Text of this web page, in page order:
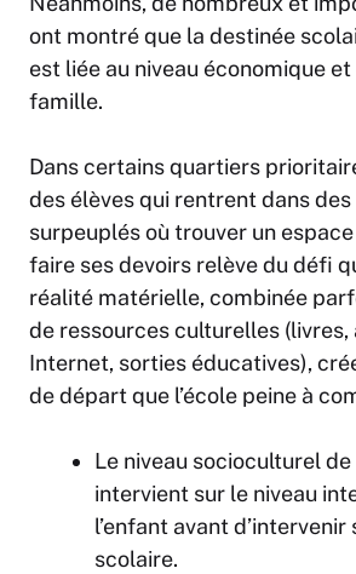
ont montré que la destinée
est liée au niveau économique
famille.
Dans certains quartiers
des élèves qui rentrent dans
surpeuplés où trouver un
faire ses devoirs relève du défi
réalité matérielle, combinée
de ressources culturelles (livres,
Internet, sorties éducatives),
de départ que l’école peine à
Le niveau socioculturel
intervient sur le niveau
l’enfant avant
scolaire.